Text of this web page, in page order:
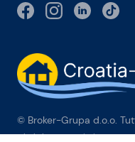
© Broker-Grupa d.o.o.
Obala kneza Branimira 1,